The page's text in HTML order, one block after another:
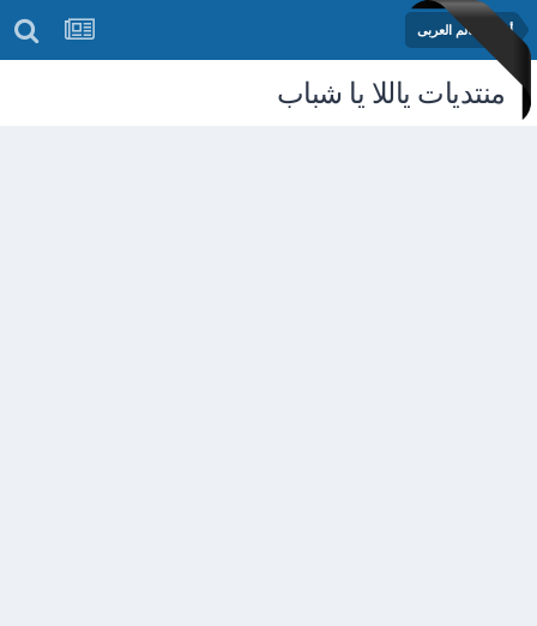
أخبار العالم العربى
منتديات ياللا يا شباب